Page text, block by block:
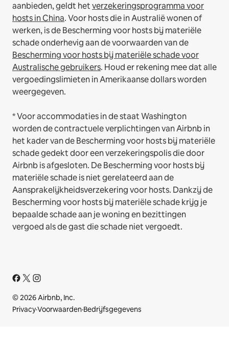
aanbieden, geldt hetverzekeringsprogramma voor
hosts in China.Voor hosts die in Australië wonen of
werken, is de Bescherming voor hosts bij materiële
schade onderhevig aan de voorwaarden van de
Bescherming voor hosts bij materiële schade voor
Australische gebruikers. Houd er rekening mee dat alle
vergoedingslimieten in Amerikaanse dollars worden
weergegeven.
* Voor accommodaties in de staat Washington
worden de contractuele verplichtingen van Airbnb in
het kader van de Bescherming voor hosts bij materiële
schade gedekt door een verzekeringspolis die door
Airbnb is afgesloten. De Bescherming voor hosts bij
materiële schade is niet gerelateerd aan de
Aansprakelijkheidsverzekering voor hosts. Dankzij de
Bescherming voor hosts bij materiële schade krijg je
bepaalde schade aan je woning en bezittingen
vergoed als de gast die schade niet vergoedt.
© 2026 Airbnb, Inc.
Privacy·Voorwaarden·Bedrijfsgegevens